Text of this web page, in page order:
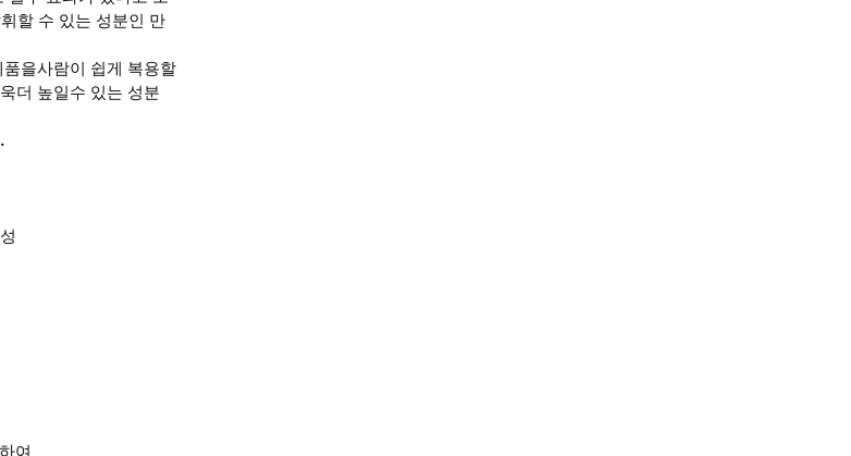
할 수 있는 성분인 만
을사람이 쉽게 복용할
더 높일수 있는 성분
여